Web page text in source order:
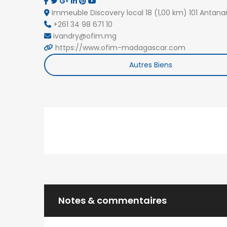
Immeuble Discovery local 18 (1,00 km) 101
+261 34 98 671 10
ivandry@ofim.mg
https://www.ofim-madagascar.com
Autres Biens
Notes & commentaires
tana@ofim.mg
Ivandry
Immeuble Discovery 101 Antananarivo.